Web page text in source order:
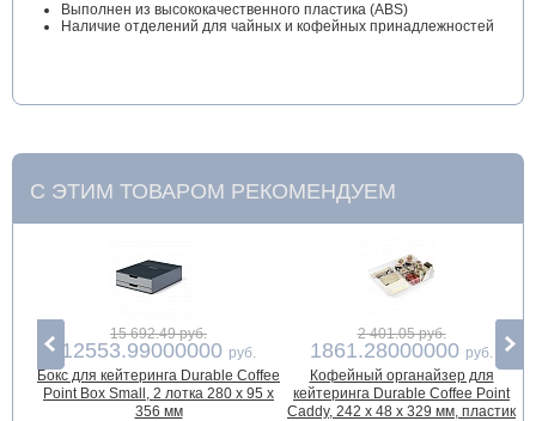
Выполнен из высококачественного пластика (ABS)
Наличие отделений для чайных и кофейных принадлежностей
С ЭТИМ ТОВАРОМ РЕКОМЕНДУЕМ
15 692.49 руб.
12553.99000000 руб.
Бокс для кейтеринга Durable Coffee
Point Box Small, 2 лотка 280 x 95 x
356 мм
2 401.05 руб.
1861.28000000 руб.
Кофейный органайзер для
кейтеринга Durable Coffee Point
Caddy, 242 х 48 х 329 мм, пластик